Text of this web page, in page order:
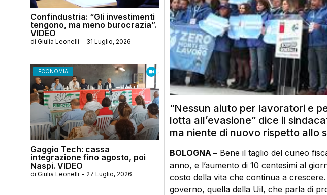
Confindustria: “Gli investimenti
tengono, ma meno burocrazia”.
VIDEO
di Giulia Leonelli - 31 Luglio, 2026
ECONOMIA
Gaggio Tech: cassa
integrazione fino agosto, poi
Naspi. VIDEO
di Giulia Leonelli - 27 Luglio, 2026
“Nessun aiuto per lavoratori e
lotta all’evasione” dice il
ma niente di nuovo rispetto allo
BOLOGNA –Bene il taglio del cuneo
anno, e l’aumento di 10 centesimi al
costo della vita che continua a
governo, quella della Uil, che parla di